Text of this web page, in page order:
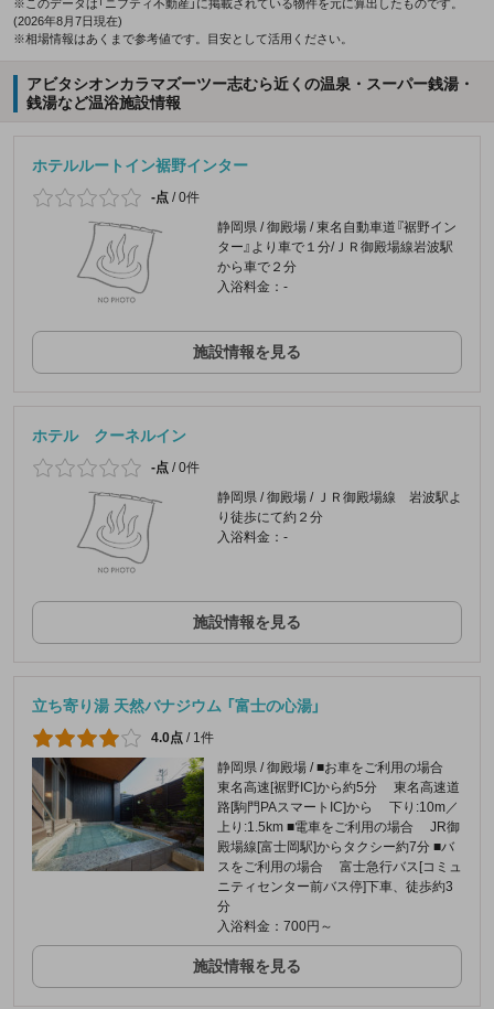
※このデータは「ニフティ不動産」に掲載されている物件を元に算出したものです。
(2026年8月7日現在)
※相場情報はあくまで参考値です。目安として活用ください。
アビタシオンカラマズーツー志むら近くの温泉・スーパー銭湯・
銭湯など温浴施設情報
ホテルルートイン裾野インター
-点 /0件
静岡県 / 御殿場 / 東名自動車道『裾野イン
ター』より車で１分/ＪＲ御殿場線岩波駅
から車で２分
入浴料金：-
施設情報を見る
ホテル クーネルイン
-点 /0件
静岡県 / 御殿場 / ＪＲ御殿場線 岩波駅よ
り徒歩にて約２分
入浴料金：-
施設情報を見る
立ち寄り湯 天然バナジウム 「富士の心湯」
4.0点 / 1件
静岡県 / 御殿場 / ■お車をご利用の場合
東名高速[裾野IC]から約5分 東名高速道
路[駒門PAスマートIC]から 下り:10m／
上り:1.5km ■電車をご利用の場合 JR御
殿場線[富士岡駅]からタクシー約7分 ■バ
スをご利用の場合 富士急行バス[コミュ
ニティセンター前バス停]下車、徒歩約3
分
入浴料金：700円～
施設情報を見る